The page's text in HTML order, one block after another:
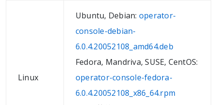
Linux
Ubuntu, Debian: operator-
console-debian-
6.0.4.20052108_amd64.deb
Fedora, Mandriva, SUSE, CentOS:
operator-console-fedora-
6.0.4.20052108_x86_64.rpm